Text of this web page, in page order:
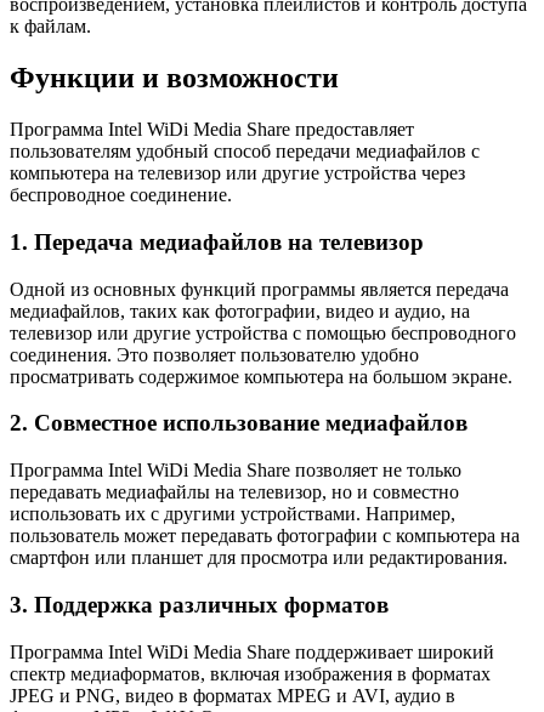
воспроизведением, установка плейлистов и контроль доступа
к файлам.
Функции и возможности
Программа Intel WiDi Media Share предоставляет
пользователям удобный способ передачи медиафайлов с
компьютера на телевизор или другие устройства через
беспроводное соединение.
1. Передача медиафайлов на телевизор
Одной из основных функций программы является передача
медиафайлов, таких как фотографии, видео и аудио, на
телевизор или другие устройства с помощью беспроводного
соединения. Это позволяет пользователю удобно
просматривать содержимое компьютера на большом экране.
2. Совместное использование медиафайлов
Программа Intel WiDi Media Share позволяет не только
передавать медиафайлы на телевизор, но и совместно
использовать их с другими устройствами. Например,
пользователь может передавать фотографии с компьютера на
смартфон или планшет для просмотра или редактирования.
3. Поддержка различных форматов
Программа Intel WiDi Media Share поддерживает широкий
спектр медиаформатов, включая изображения в форматах
JPEG и PNG, видео в форматах MPEG и AVI, аудио в